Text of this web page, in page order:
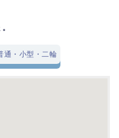
通・小型・二輪